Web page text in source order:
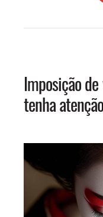
Imposição
tenha
JUNHO
MARÇO
JANEIRO